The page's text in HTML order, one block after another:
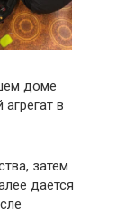
доме
в
затем
даётся